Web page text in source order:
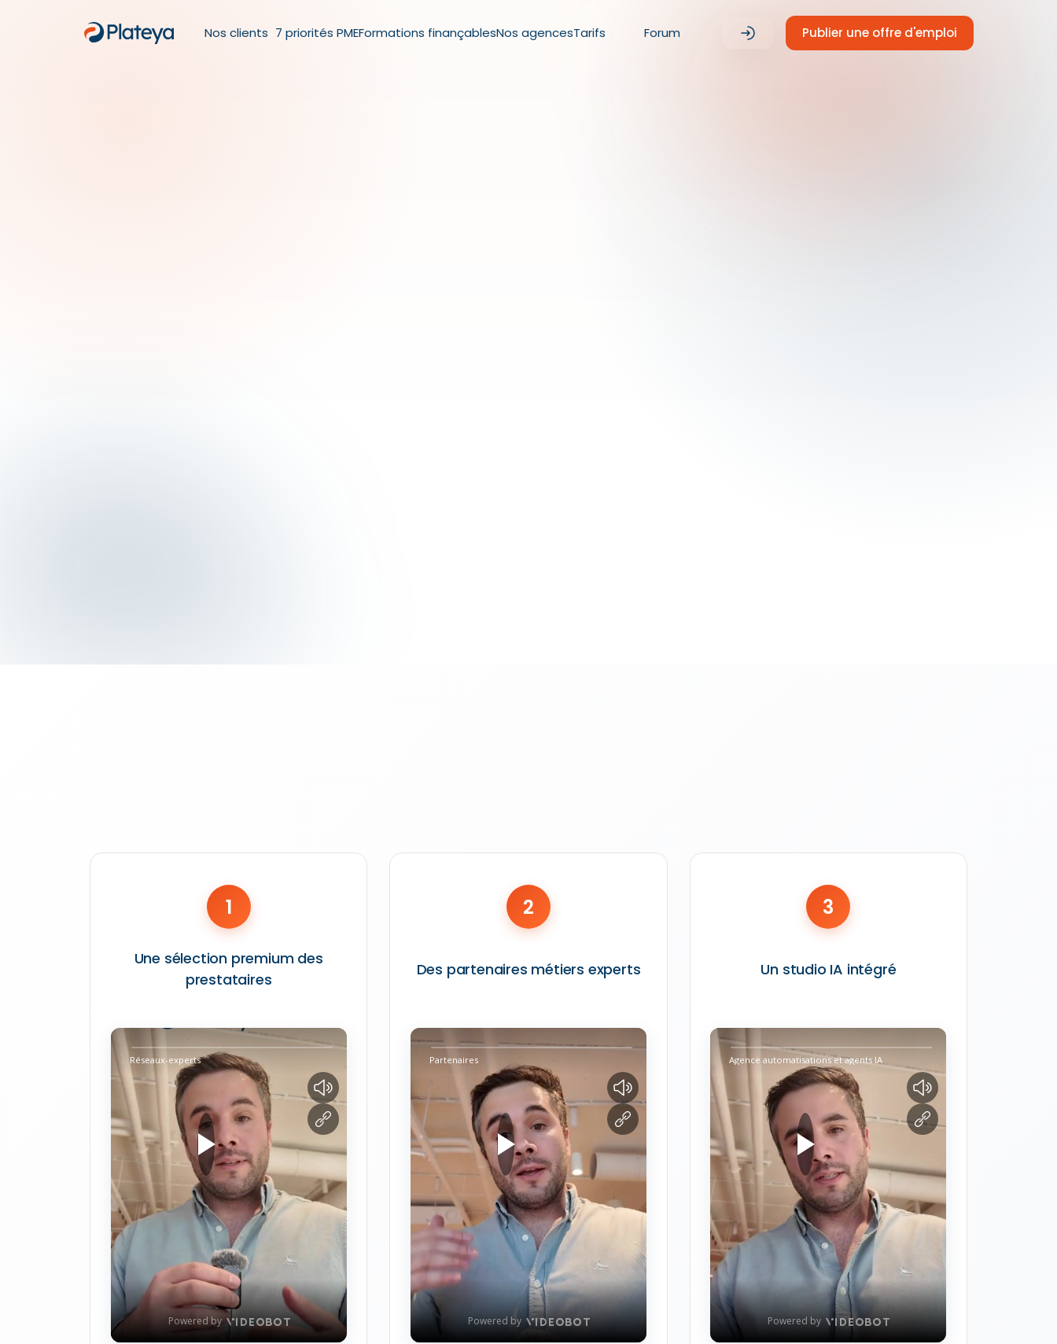
Nos clients 7 priorités PMEFormations finançablesNos agencesTarifs Forum Publier une offre d'emploi
1
Une sélection premium des
prestataires
2
Des partenaires métiers experts
3
Un studio IA intégré